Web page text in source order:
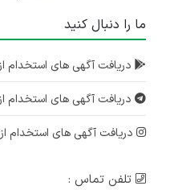
ما را دنبال کنید
دریافت آگهی های استخدام
دریافت آگهی های استخدام
دریافت آگهی های استخدام
تلفن تماس :